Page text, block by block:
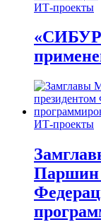
ИТ-проекты
«СИБУР
ИТ-проекты
Паршин